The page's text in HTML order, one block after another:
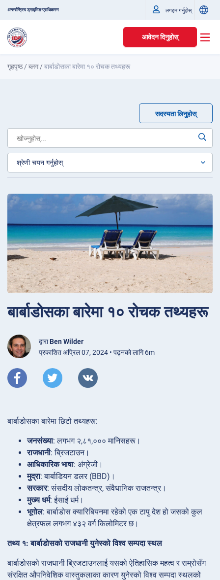
अन्तर्राष्ट्रिय ड्राइभिङ प्राधिकरण लगइन गर्नुहोस्
आवेदन दिनुहोस्
गृहपृष्ठ/ब्लग/बार्बाडोसका बारेमा १० रोचक तथ्यहरू
सदस्यता लिनुहोस्
बार्बाडोसका बारेमा १० रोचक तथ्यहरू
द्वाराBen Wilder
प्रकाशित अप्रिल 07, 2024 • पढ्नको लागि 6m
बार्बाडोसका बारेमा छिटो तथ्यहरू:
जनसंख्या: लगभग २,८१,००० मानिसहरू।
राजधानी: ब्रिजटाउन।
आधिकारिक भाषा: अंग्रेजी।
मुद्रा: बार्बाडियन डलर (BBD)।
सरकार: संसदीय लोकतन्त्र, संवैधानिक राजतन्त्र।
मुख्य धर्म: ईसाई धर्म।
भूगोल: बार्बाडोस क्यारिबियनमा रहेको एक टापु देश हो जसको कुल
क्षेत्रफल लगभग ४३२ वर्ग किलोमिटर छ।
तथ्य १: बार्बाडोसको राजधानी युनेस्को विश्व सम्पदा स्थल
बार्बाडोसको राजधानी ब्रिजटाउनलाई यसको ऐतिहासिक महत्व र राम्रोसँग
संरक्षित औपनिवेशिक वास्तुकलाका कारण युनेस्को विश्व सम्पदा स्थलको